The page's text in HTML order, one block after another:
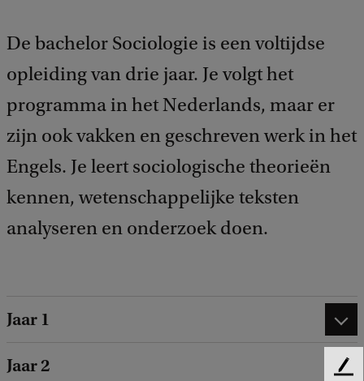
De bachelor Sociologie is een voltijdse
opleiding van drie jaar. Je volgt het
programma in het Nederlands, maar er
zijn ook vakken en geschreven werk in het
Engels. Je leert sociologische theorieën
kennen, wetenschappelijke teksten
analyseren en onderzoek doen.
Jaar 1
Jaar 2
F